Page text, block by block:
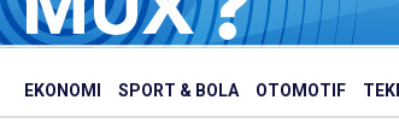
EKONOMI SPORT & BOLA OTOMOTIF